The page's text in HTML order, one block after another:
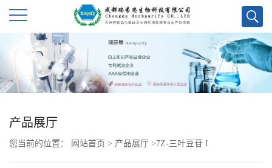
产品展厅
您当前的位置： 网站首页 > 产品展厅 >7Z-三叶豆苷 I